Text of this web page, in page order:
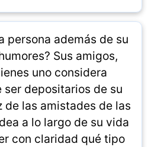
persona además de su
Sus amigos,
uno considera
ser depositarios de su
de las amistades de las
a lo largo de su vida
con claridad qué tipo